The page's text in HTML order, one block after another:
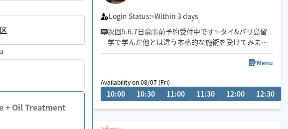
+ Oil Treatment
Login Status: Within 3 days
次回5.6.7日🤗事前予約受付中です✨タイ&バリ島留
学で学んだ他とは違う本格的な施術を受けてみませ
んか？！
お試しは60or90分
車か公共交通機関での移動ですが、吹雪などの悪天
Menu
Availability on 08/07 (Fri)
10:00 10:30 11:00 11:30 12:00 12:30